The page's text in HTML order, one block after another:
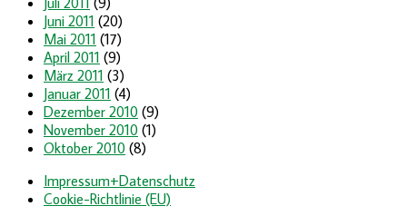
Juni 2011 (20)
Mai 2011 (17)
April 2011 (9)
März 2011 (3)
Januar 2011 (4)
Dezember 2010 (9)
November 2010 (1)
Oktober 2010 (8)
Impressum+Datenschutz
Cookie-Richtlinie (EU)